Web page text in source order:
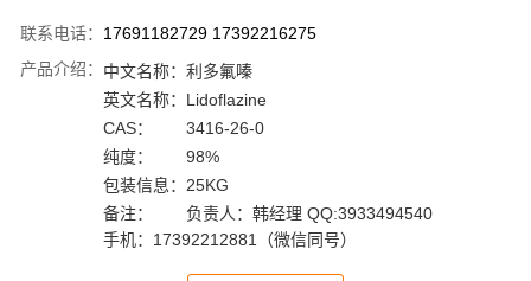
联系电话： 17691182729 17392216275
产品介绍： 中文名称： 利多氟嗪
英文名称： Lidoflazine
CAS：
3416-26-0
纯度：
98%
包装信息： 25KG
备注：
负责人：韩经理 QQ:3933494540
手机：17392212881（微信同号）